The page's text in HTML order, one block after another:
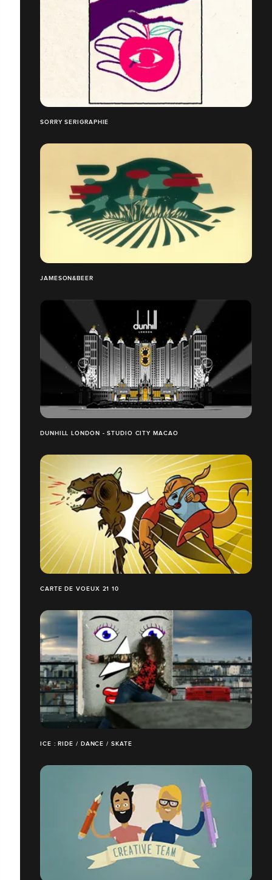
SORRY SERIGRAPHIE
JAMESON&BEER
DUNHILL LONDON - STUDIO CITY MACAO
CARTE DE VOEUX 21 10
ICE : RIDE / DANCE / SKATE